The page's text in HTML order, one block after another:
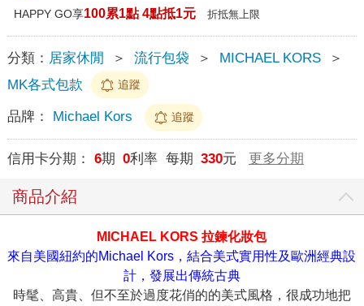
HAPPY GO享100累1點 4點抵1元 折抵無上限
分類： 居家休閒 ＞ 流行包袋 ＞ MICHAEL KORS
＞
MK各式包款
追蹤
品牌： Michael Kors 追蹤
信用卡分期： 6期 0利率 每期 330元 更多分期
商品介紹
MICHAEL KORS 拉鍊化妝包
來自美國紐約的Michael Kors，結合美式實用性及歐洲經典設
計，發展出傳統古典
時髦、高貴、但不至於過度花俏的的美式風格，很成功地把